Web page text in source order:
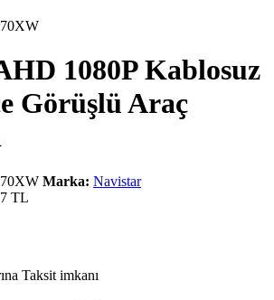
1080P Kablosuz
Görüşlü Araç
Marka: Navistar
TL
Taksit imkanı